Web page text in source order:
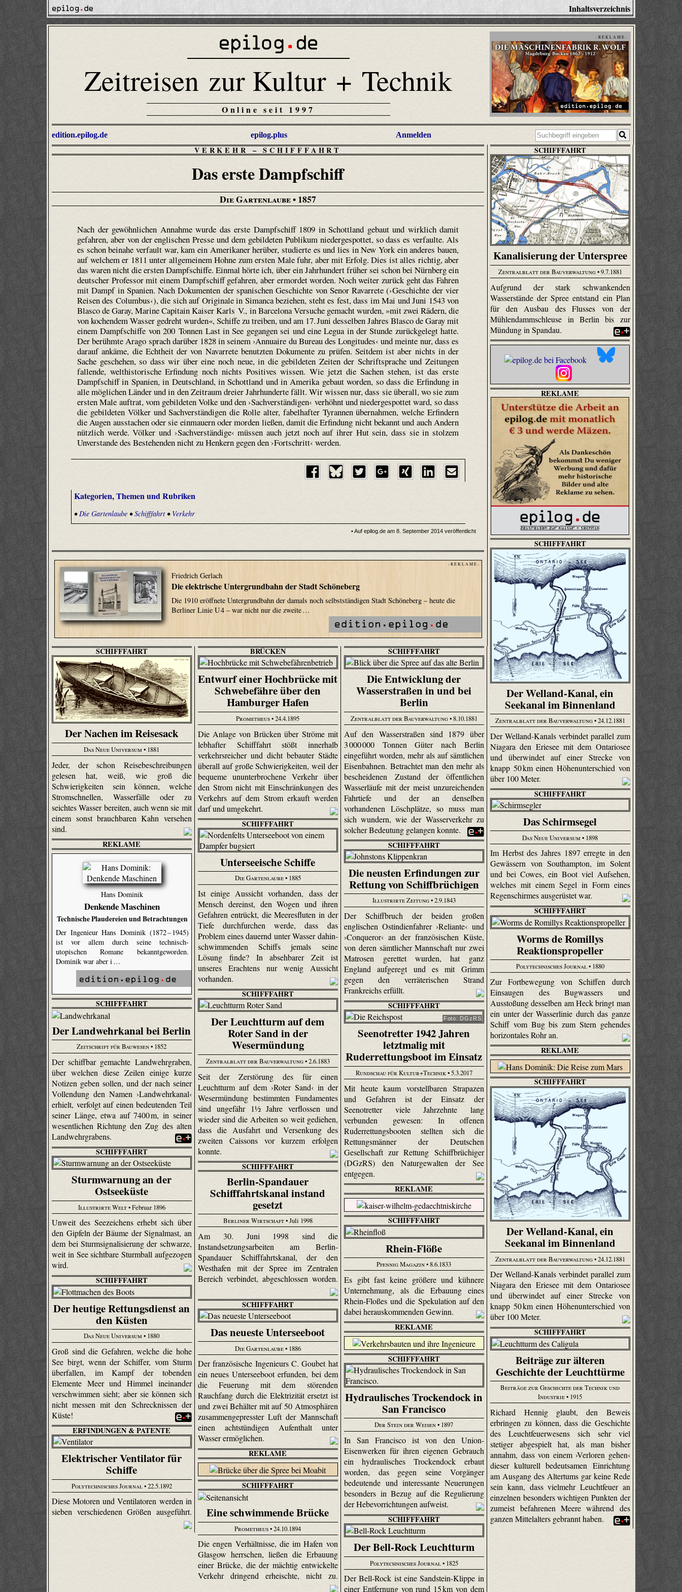
Inhaltsverzeichnis
Zeitreisen zur Kultur + Technik
Online seit 1997
- R E K L A M E -
edition.epilog.de epilog.plus Anmelden
VERKEHR–SCHIFFFAHRT
Das erste Dampfschiff
Die Gartenlaube• 1857
Nach der gewöhnlichen Annahme wurde das erste Dampfschiff 1809 in Schottland gebaut und wirklich damit
gefahren, aber von der englischen Presse und dem gebildeten Publikum niedergespottet, so dass es verfaulte. Als
es schon beinahe verfault war, kam ein Amerikaner herüber, studierte es und lies in New York ein anderes bauen,
auf welchem er 1811 unter allgemeinem Hohne zum ersten Male fuhr, aber mit Erfolg. Dies ist alles richtig, aber
das waren nicht die ersten Dampfschiffe. Einmal hörte ich, über ein Jahrhundert früher sei schon bei Nürnberg ein
deutscher Professor mit einem Dampfschiff gefahren, aber ermordet worden. Noch weiter zurück geht das Fahren
mit Dampf in Spanien. Nach Dokumenten der spanischen Geschichte von Senor Ravarrete (›Geschichte der vier
Reisen des Columbus‹), die sich auf Originale in Simanca beziehen, steht es fest, dass im Mai und Juni 1543 von
Blasco de Garay, Marine Capitain Kaiser Karls V., in Barcelona Versuche gemacht wurden, »mit zwei Rädern, die
von kochendem Wasser gedreht wurden«, Schiffe zu treiben, und am 17. Juni desselben Jahres Blasco de Garay mit
einem Dampfschiffe von 200 Tonnen Last in See gegangen sei und eine Legua in der Stunde zurückgelegt hatte.
Der berühmte Arago sprach darüber 1828 in seinem ›Annuaire du Bureau des Longitudes‹ und meinte nur, dass es
darauf ankäme, die Echtheit der von Navarrete benutzten Dokumente zu prüfen. Seitdem ist aber nichts in der
Sache geschehen, so dass wir über eine noch neue, in die gebildeten Zeiten der Schriftsprache und Zeitungen
fallende, welthistorische Erfindung noch nichts Positives wissen. Wie jetzt die Sachen stehen, ist das erste
Dampfschiff in Spanien, in Deutschland, in Schottland und in Amerika gebaut worden, so dass die Erfindung in
alle möglichen Länder und in den Zeitraum dreier Jahrhunderte fällt. Wir wissen nur, dass sie überall, wo sie zum
ersten Male auftrat, vom gebildeten Volke und den ›Sachverständigen‹ verhöhnt und niedergespottet ward, so dass
die gebildeten Völker und Sachverständigen die Rolle alter, fabelhafter Tyrannen übernahmen, welche Erfindern
die Augen ausstachen oder sie einmauern oder morden ließen, damit die Erfindung nicht bekannt und auch Andern
nützlich werde. Völker und ›Sachverständige‹ müssen auch jetzt noch auf ihrer Hut sein, dass sie in stolzem
Unverstande des Bestehenden nicht zu Henkern gegen den ›Fortschritt‹ werden.
Kategorien, Themen und Rubriken
•Die Gartenlaube •Schifffahrt• Verkehr
• Auf epilog.de am 8. September 2014 veröffentlicht
- R E K L A M E -
Friedrich Gerlach
Die elektrische Untergrundbahn der Stadt Schöneberg
Die 1910 eröffnete Untergrundbahn der damals noch selbstständigen Stadt Schöneberg – heute die
Berliner Linie U 4 – war nicht nur die zweite …
SCHIFFFAHRT
Kanalisierung der Unterspree
Zentralblatt der Bauverwaltung• 9.7.1881
Aufgrund der stark schwankenden
Wasserstände der Spree entstand ein Plan
für den Ausbau des Flusses von der
Mühlendammschleuse in Berlin bis zur
Mündung in Spandau.
REKLAME
SCHIFFFAHRT
Der Welland-Kanal, ein
Seekanal im Binnenland
Zentralblatt der Bauverwaltung• 24.12.1881
Der Welland-Kanals verbindet parallel zum
Niagara den Eriesee mit dem Ontariosee
und überwindet auf einer Strecke von
knapp 50 km einen Höhenunterschied von
über 100 Meter.
SCHIFFFAHRT
Der Nachen im Reisesack
Das Neue Universum • 1881
Jeder, der schon Reisebeschreibungen
gelesen hat, weiß, wie groß die
Schwierigkeiten sein können, welche
Stromschnellen, Wasserfälle oder zu
seichtes Wasser bereiten, auch wenn sie mit
einem sonst brauchbaren Kahn versehen
sind.
BRÜCKEN
Entwurf einer Hochbrücke mit
Schwebefähre über den
Hamburger Hafen
Prometheus• 24.4.1895
Die Anlage von Brücken über Ströme mit
lebhafter Schifffahrt stößt innerhalb
verkehrsreicher und dicht bebauter Städte
überall auf große Schwierigkeiten, weil der
bequeme ununterbrochene Verkehr über
den Strom nicht mit Einschränkungen des
Verkehrs auf dem Strom erkauft werden
darf und umgekehrt.
SCHIFFFAHRT
Die Entwicklung der
Wasserstraßen in und bei
Berlin
Zentralblatt der Bauverwaltung• 8.10.1881
Auf den Wasserstraßen sind 1879 über
3 000 000 Tonnen Güter nach Berlin
eingeführt worden, mehr als auf sämtlichen
Eisenbahnen. Betrachtet man den mehr als
bescheidenen Zustand der öffentlichen
Wasserläufe mit der meist unzureichenden
Fahrtiefe und der an denselben
vorhandenen Löschplätze, so muss man
sich wundern, wie der Wasserverkehr zu
solcher Bedeutung gelangen konnte.
SCHIFFFAHRT
Das Schirmsegel
Das Neue Universum• 1898
Im Herbst des Jahres 1897 erregte in den
Gewässern von Southampton, im Solent
und bei Cowes, ein Boot viel Aufsehen,
welches mit einem Segel in Form eines
Regenschirmes ausgerüstet war.
SCHIFFFAHRT
Unterseeische Schiffe
Die Gartenlaube• 1885
Ist einige Aussicht vorhanden, dass der
Mensch dereinst, den Wogen und ihren
Gefahren entrückt, die Meeresfluten in der
Tiefe durchfurchen werde, dass das
Problem eines dauernd unter Wasser dahin­
schwimmenden Schiffs jemals seine
Lösung finde? In absehbarer Zeit ist
unseres Erachtens nur wenig Aussicht
vorhanden.
REKLAME
Hans Dominik
Denkende Maschinen
Technische Plaudereien und Betrachtungen
Der Ingenieur Hans Dominik (1872 – 1945)
ist vor allem durch seine technisch-
utopischen Romane bekanntgeworden.
Dominik war aber i …
SCHIFFFAHRT
Der Landwehrkanal bei Berlin
Zeitschrift für Bauwesen• 1852
Der schiffbar gemachte Landwehrgraben,
über welchen diese Zeilen einige kurze
Notizen geben sollen, und der nach seiner
Vollendung den Namen ›Landwehrkanal‹
erhielt, verfolgt auf einen bedeutenden Teil
seiner Länge, etwa auf 7400 m, in seiner
wesentlichen Richtung den Zug des alten
Landwehrgrabens.
SCHIFFFAHRT
Die neusten Erfindungen zur
Rettung von Schiffbrüchigen
Illustrirte Zeitung• 2.9.1843
Der Schiffbruch der beiden großen
englischen Ostindienfahrer ›Reliante‹ und
›Conqueror‹ an der französischen Küste,
von deren sämtlicher Mannschaft nur zwei
Matrosen gerettet wurden, hat ganz
England aufgeregt und es mit Grimm
gegen den verräterischen Strand
Frankreichs erfüllt.
SCHIFFFAHRT
Worms de Romillys
Reaktionspropeller
Polytechnisches Journal• 1880
Zur Fortbewegung von Schiffen durch
Einsaugen des Bug­wassers und
Ausstoßung desselben am Heck bringt man
ein unter der Wasserlinie durch das ganze
Schiff vom Bug bis zum Stern gehendes
horizontales Rohr an.
SCHIFFFAHRT
Der Leuchtturm auf dem
Roter Sand in der
Wesermündung
Zentralblatt der Bauverwaltung• 2.6.1883
Seit der Zerstörung des für einen
Leuchtturm auf dem ›Roter Sand‹ in der
Wesermündung bestimmten Fundamentes
sind ungefähr 1½ Jahre verflossen und
wieder sind die Arbeiten so weit gediehen,
dass die Ausfahrt und Versenkung des
zweiten Caissons vor kurzem erfolgen
konnte.
SCHIFFFAHRT
Foto: DGzRS
Seenotretter 1942 Jahren
letztmalig mit
Ruderrettungsboot im Einsatz
Rundschau für Kultur+Technik• 5.3.2017
Mit heute kaum vorstellbaren Strapazen
und Gefahren ist der Einsatz der
Seenotretter viele Jahrzehnte lang
verbunden gewesen: In offenen
Ruderrettungsbooten stellten sich die
Rettungsmänner der Deutschen
Gesellschaft zur Rettung Schiffbrüchiger
(DGzRS) den Naturgewalten der See
entgegen.
REKLAME
SCHIFFFAHRT
Der Welland-Kanal, ein
Seekanal im Binnenland
Zentralblatt der Bauverwaltung• 24.12.1881
Der Welland-Kanals verbindet parallel zum
Niagara den Eriesee mit dem Ontariosee
und überwindet auf einer Strecke von
knapp 50 km einen Höhenunterschied von
über 100 Meter.
SCHIFFFAHRT
Sturmwarnung an der
Ostseeküste
Illustrirte Welt• Februar 1896
Unweit des Seezeichens erhebt sich über
den Gipfeln der Bäume der Signalmast, an
dem bei Sturmsignalisierung der schwarze,
weit in See sichtbare Sturmball aufgezogen
wird.
SCHIFFFAHRT
Berlin-Spandauer
Schifffahrtskanal instand
gesetzt
Berliner Wirtschaft• Juli 1998
Am 30. Juni 1998 sind die
Instandsetzungsarbeiten am Berlin-
Spandauer Schifffahrtskanal, der den
Westhafen mit der Spree im Zentralen
Bereich verbindet, abgeschlossen worden.
REKLAME
SCHIFFFAHRT
Rhein-Flöße
Pfennig Magazin• 8.6.1833
Es gibt fast keine größere und kühnere
Unternehmung, als die Erbauung eines
Rhein-Floßes und die Spekulation auf den
dabei herauskommenden Gewinn.
SCHIFFFAHRT
Der heutige Rettungsdienst an
den Küsten
Das Neue Universum • 1880
Groß sind die Gefahren, welche die hohe
See birgt, wenn der Schiffer, vom Sturm
überfallen, im Kampf der tobenden
Elemente Meer und Himmel ineinander
verschwimmen sieht; aber sie können sich
nicht messen mit den Schrecknissen der
Küste!
SCHIFFFAHRT
Das neueste Unterseeboot
Die Gartenlaube• 1886
Der französische Ingenieurs C. Goubet hat
ein neues Unterseeboot erfunden, bei dem
die Feuerung mit dem störenden
Rauchfang durch die Elektrizität ersetzt ist
und zwei Behälter mit auf 50 Atmosphären
zusammengepresster Luft der Mannschaft
einen achtstündigen Aufenthalt unter
Wasser ermöglichen.
REKLAME
SCHIFFFAHRT
Hydraulisches Trockendock in
San Francisco
Der Stein der Weisen• 1897
In San Francisco ist von den Union-
Eisenwerken für ihren eigenen Gebrauch
ein hydraulisches Trockendock erbaut
worden, das gegen seine Vorgänger
bedeutende und interessante Neuerungen
besonders in Bezug auf die Regulierung
der Hebevorrichtungen aufweist.
SCHIFFFAHRT
Beiträge zur älteren
Geschichte der Leuchttürme
Beiträge zur Geschichte der Technik und
Industrie• 1915
Richard Hennig glaubt, den Beweis
erbringen zu können, dass die Geschichte
des Leuchtfeuerwesens sich sehr viel
stetiger abgespielt hat, als man bisher
annahm, dass von einem ›Verloren gehen‹
dieser kulturell bedeutsamen Einrichtung
am Ausgang des Altertums gar keine Rede
sein kann, dass vielmehr Leuchtfeuer an
einzelnen besonders wichtigen Punkten der
zumeist befahrenen Meere während des
ganzen Mittelalters gebrannt haben.
ERFINDUNGEN & PATENTE
Elektrischer Ventilator für
Schiffe
Polytechnisches Journal• 22.5.1892
Diese Motoren und Ventilatoren werden in
sieben verschiedenen Größen ausgeführt.
REKLAME
SCHIFFFAHRT
Eine schwimmende Brücke
Prometheus• 24.10.1894
Die engen Verhältnisse, die im Hafen von
Glasgow herrschen, ließen die Erbauung
einer Brücke, die der mächtig entwickelte
Verkehr dringend erheischte, nicht zu.
SCHIFFFAHRT
Der Bell-Rock Leuchtturm
Polytechnisches Journal• 1825
Der Bell-Rock ist eine Sandstein-Klippe in
einer Entfernung von rund 15 km von dem